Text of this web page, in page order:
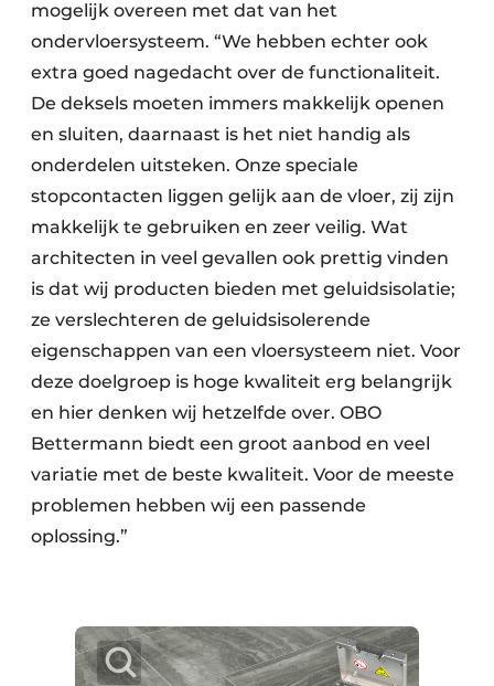
mogelijk overeen met dat van het
ondervloersysteem. “We hebben echter ook
extra goed nagedacht over de functionaliteit.
De deksels moeten immers makkelijk openen
en sluiten, daarnaast is het niet handig als
onderdelen uitsteken. Onze speciale
stopcontacten liggen gelijk aan de vloer, zij zijn
makkelijk te gebruiken en zeer veilig. Wat
architecten in veel gevallen ook prettig vinden
is dat wij producten bieden met geluidsisolatie;
ze verslechteren de geluidsisolerende
eigenschappen van een vloersysteem niet. Voor
deze doelgroep is hoge kwaliteit erg belangrijk
en hier denken wij hetzelfde over. OBO
Bettermann biedt een groot aanbod en veel
variatie met de beste kwaliteit. Voor de meeste
problemen hebben wij een passende
oplossing.”